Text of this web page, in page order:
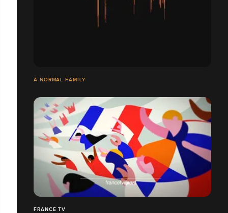
A NORMAL FAMILY
FRANCE TV